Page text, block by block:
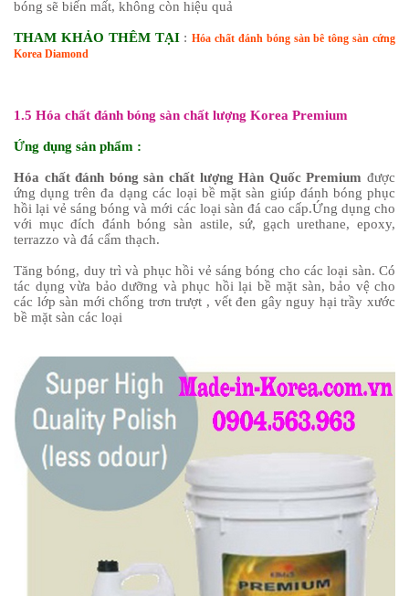
bóng sẽ biến mất, không còn hiệu quả
THAM KHẢO THÊM TẠI:Hóa chất đánh bóng sàn bê tông sàn cứng
Korea Diamond
1.5 Hóa chất đánh bóng sàn chất lượng Korea Premium
Ứng dụng sản phẩm :
Hóa chất đánh bóng sàn chất lượng Hàn Quốc Premium được
ứng dụng trên đa dạng các loại bề mặt sàn giúp đánh bóng phục
hồi lại vẻ sáng bóng và mới các loại sàn đá cao cấp.Ứng dụng cho
với mục đích đánh bóng sàn astile, sứ, gạch urethane, epoxy,
terrazzo và đá cẩm thạch.
Tăng bóng, duy trì và phục hồi vẻ sáng bóng cho các loại sàn. Có
tác dụng vừa bảo dưỡng và phục hồi lại bề mặt sàn, bảo vệ cho
các lớp sàn mới chống trơn trượt , vết đen gây nguy hại trầy xước
bề mặt sàn các loại